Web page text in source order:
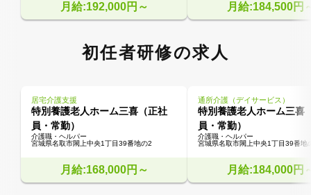
月給:192,000円～ 月給:184,500円
初任者研修の求人
居宅介護支援
特別養護老人ホーム三喜（正社
員・常勤）
介護職・ヘルパー
宮城県名取市閖上中央1丁目39番地の2
月給:168,000円～
通所介護（デイサービス）
特別養護老人ホーム三喜
員・常勤）
介護職・ヘルパー
宮城県名取市閖上中央1丁目39番地
月給:184,000円